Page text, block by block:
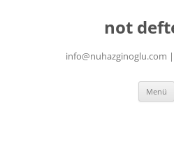
not
info@nuhazginoglu.com
Menü